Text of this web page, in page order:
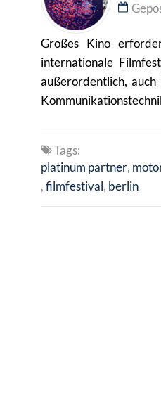
Großes Kino
internationale
außerordentlich,
Tags:
platinum partner
filmfestival berlin